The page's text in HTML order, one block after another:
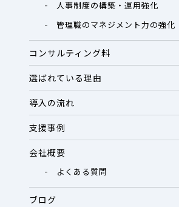
人事制度の構築・運用強化
管理職のマネジメント力の強化
コンサルティング料
選ばれている理由
導入の流れ
支援事例
会社概要
よくある質問
ブログ